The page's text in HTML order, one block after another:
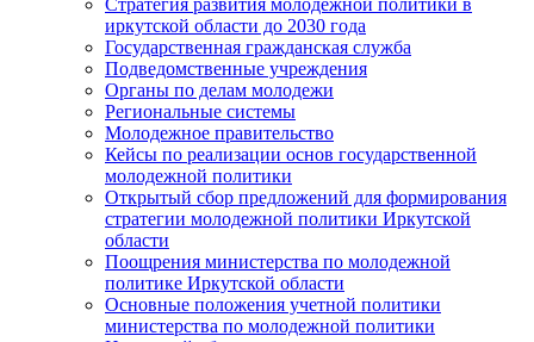
Стратегия развития молодежной политики в
иркутской области до 2030 года
Государственная гражданская служба
Подведомственные учреждения
Органы по делам молодежи
Региональные системы
Молодежное правительство
Кейсы по реализации основ государственной
молодежной политики
Открытый сбор предложений для формирования
стратегии молодежной политики Иркутской
области
Поощрения министерства по молодежной
политике Иркутской области
Основные положения учетной политики
министерства по молодежной политики